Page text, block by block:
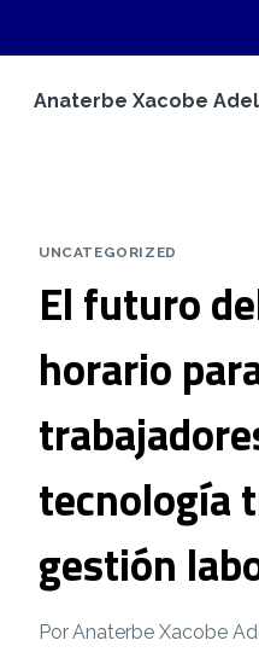
Anaterbe Xacobe Adel
UNCATEGORIZED
El futuro
horario
tecnología
gestión
PorAnaterbe Xacobe